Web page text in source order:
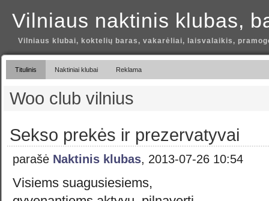
Vilniaus naktinis klubas,
Vilniaus klubai, koktelių baras, vakarėliai, laisvalaikis,
Titulinis Naktiniai klubai Reklama
Woo club vilnius
Sekso prekės ir prezervatyvai
parašė Naktinis klubas, 2013-07-26 10:54
Visiems suagusiesiems,